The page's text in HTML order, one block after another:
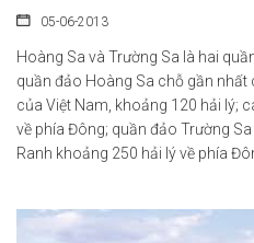
05-06-2013
Hoàng Sa và Trường Sa là hai
quần đảo Hoàng Sa chỗ gần nhất
của Việt Nam, khoảng 120 hải lý;
về phía Đông; quần đảo Trường
Ranh khoảng 250 hải lý về phía